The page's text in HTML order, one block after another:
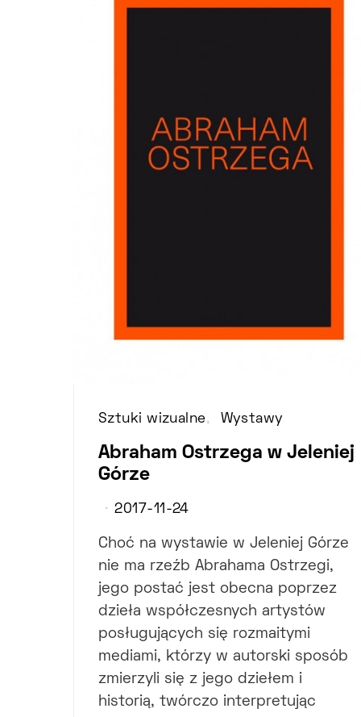
Sztuki wizualne Wystawy
Abraham Ostrzega w Jeleniej
Górze
2017-11-24
Choć na wystawie w Jeleniej Górze
nie ma rzeźb Abrahama Ostrzegi,
jego postać jest obecna poprzez
dzieła współczesnych artystów
posługujących się rozmaitymi
mediami, którzy w autorski sposób
zmierzyli się z jego dziełem i
historią, twórczo interpretując